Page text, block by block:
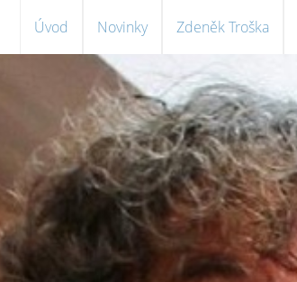
Úvod Novinky Zdeněk Troška